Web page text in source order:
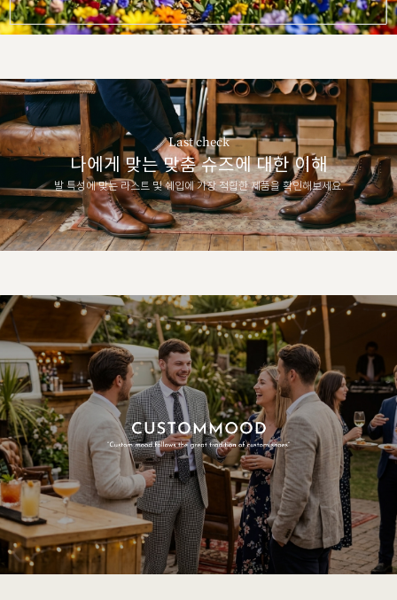
Last check
나에게 맞는 맞춤 슈즈에 대한 이해
발 특성에 맞는 라스트 및 쉐입에 가장 적합한 제품을 확인해보세요.